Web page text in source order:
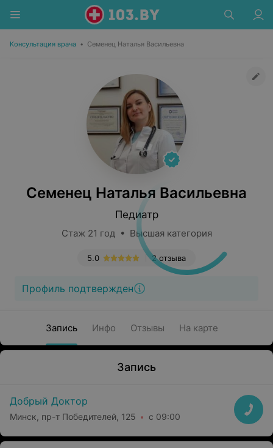
Консультация врача • Семенец Наталья Васильевна
Семенец Наталья Васильевна
Педиатр
Стаж 21 год • Высшая категория
2 отзыва
5.0
Профиль подтвержден
Запись Инфо Отзывы На карте
Запись
Добрый Доктор
Минск, пр-т Победителей, 125 с 09:00